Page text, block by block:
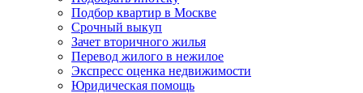
Подбор квартир в Москве
Срочный выкуп
Зачет вторичного жилья
Перевод жилого в нежилое
Экспресс оценка недвижимости
Юридическая помощь